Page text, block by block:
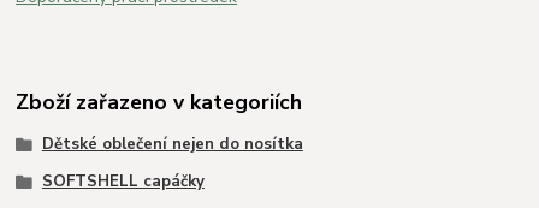
Zboží zařazeno v kategoriích
Dětské oblečení nejen do nosítka
SOFTSHELL capáčky